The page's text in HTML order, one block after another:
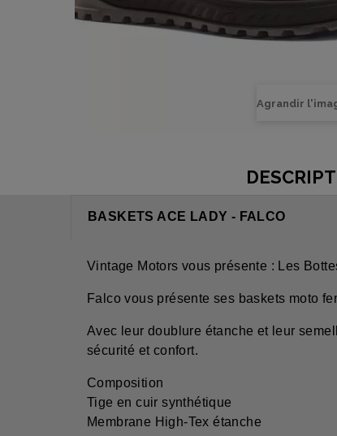
Agrandir
BASKETS ACE LADY - FALCO
Vintage Motors vous présente : Les
Falco vous présente ses baskets moto
Avec leur doublure étanche et leur
sécurité et confort.
Composition
Tige en cuir synthétique
Membrane High-Tex étanche